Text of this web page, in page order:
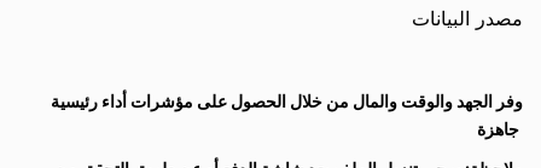
مصدر البيانات
وفر الجهد والوقت والمال من خلال الحصول على مؤشرات أداء رئيسية